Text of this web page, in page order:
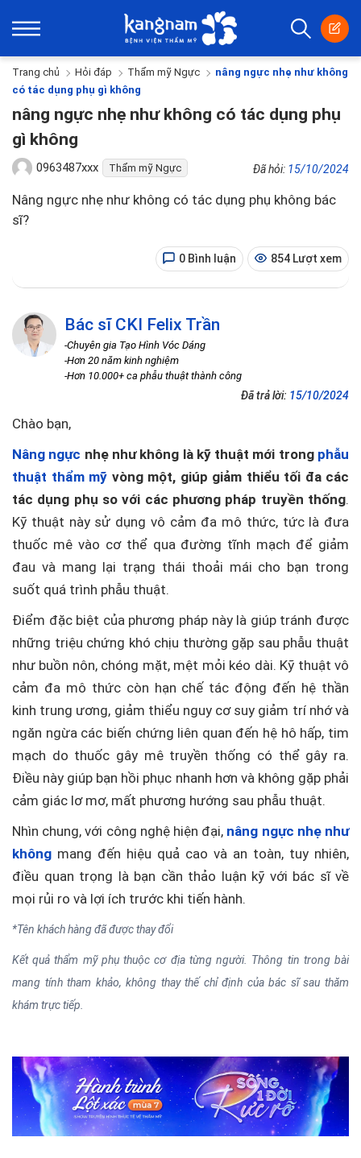
Trang chủ Hỏi đáp Thẩm mỹ Ngực
nâng ngực nhẹ như không
có tác dụng phụ gì không
nâng ngực nhẹ như không có tác dụng phụ
gì không
0963487xxx Thẩm mỹ Ngực Đã hỏi: 15/10/2024
Nâng ngực nhẹ như không có tác dụng phụ không bác
sĩ?
0 Bình luận 854 Lượt xem
Bác sĩ CKI Felix Trần
-Chuyên gia Tạo Hình Vóc Dáng
-Hơn 20 năm kinh nghiệm
-Hơn 10.000+ ca phẫu thuật thành công
Đã trả lời: 15/10/2024
Chào bạn,
Nâng ngực nhẹ như không là kỹ thuật mới trong phẫu
thuật thẩm mỹ vòng một, giúp giảm thiểu tối đa các
tác dụng phụ so với các phương pháp truyền thống.
Kỹ thuật này sử dụng vô cảm đa mô thức, tức là đưa
thuốc mê vào cơ thể qua đường tĩnh mạch để giảm
đau và mang lại trạng thái thoải mái cho bạn trong
suốt quá trình phẫu thuật.
Điểm đặc biệt của phương pháp này là giúp tránh được
những triệu chứng khó chịu thường gặp sau phẫu thuật
như buồn nôn, chóng mặt, mệt mỏi kéo dài. Kỹ thuật vô
cảm đa mô thức còn hạn chế tác động đến hệ thần
kinh trung ương, giảm thiểu nguy cơ suy giảm trí nhớ và
ngăn ngừa các biến chứng liên quan đến hệ hô hấp, tim
mạch do thuốc gây mê truyền thống có thể gây ra.
Điều này giúp bạn hồi phục nhanh hơn và không gặp phải
cảm giác lơ mơ, mất phương hướng sau phẫu thuật.
Nhìn chung, với công nghệ hiện đại, nâng ngực nhẹ như
không mang đến hiệu quả cao và an toàn, tuy nhiên,
điều quan trọng là bạn cần thảo luận kỹ với bác sĩ về
mọi rủi ro và lợi ích trước khi tiến hành.
*Tên khách hàng đã được thay đổi
Kết quả thẩm mỹ phụ thuộc cơ địa từng người. Thông tin trong bài
mang tính tham khảo, không thay thế chỉ định của bác sĩ sau thăm
khám trực tiếp.